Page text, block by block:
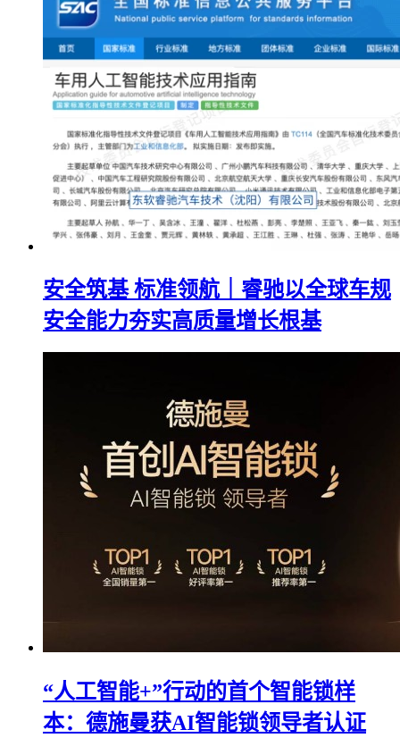
安全筑基 标准领航｜睿驰以全球车规
安全能力夯实高质量增长根基
“人工智能+”行动的首个智能锁样
本：德施曼获AI智能锁领导者认证